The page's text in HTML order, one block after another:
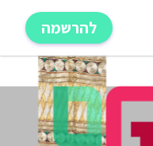
להרשמה